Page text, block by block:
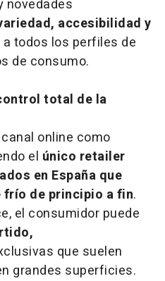
novedades
accesibilidad y
todos los perfiles de
de consumo.
total de la
online como
el único retailer
en España que
frío de principio a fin.
el consumidor puede
que suelen
grandes superficies.